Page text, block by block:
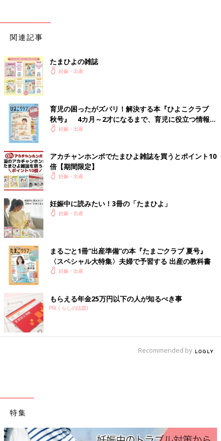
いかがでしたか？ たまひよのアプリ「まいにちのたまひよ」で
は、もっとたくさんの「出産レポート」を読むことができます！
ありますので、ぜひ活用してみてくださいね。
「まいにちのたまひよ」ダウンロードはこちら
●この記事は個人の体験記です。
●記事の内容は2023年12月の情報で、現在と異なる場合がありま
す。
たまひよの「出産体験談」をもっと読みたい人はこちら
関連記事
たまひよの雑誌
妊娠・出産
育児の困ったがズバリ！解決する本『ひよこクラブ
秋号』 4カ月～2才になるまで、育児に役立つ情報が
いっぱい！
妊娠・出産
アカチャンホンポでたまひよ雑誌を買うとポイント10
倍【期間限定】
妊娠・出産
妊娠中に読みたい！3冊の「たまひよ」
妊娠・出産
まるごと1冊“出産準備”の本『たまごクラブ 夏号』
〈スペシャル大特集〉夫婦で予習する 出産の教科書
妊娠・出産
もらえる年金25万円以下の人が知るべき事
PR(くらしの話題)
Recommended by
特集